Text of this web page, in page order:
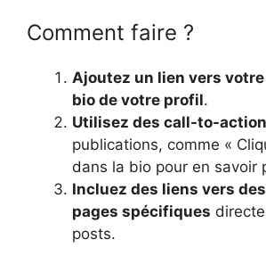
Comment faire ?
Ajoutez un lien vers
bio de votre profil.
Utilisez des call-to-action
publications, comme «
dans la bio pour en savoir
Incluez des liens vers
pages spécifiques
posts.